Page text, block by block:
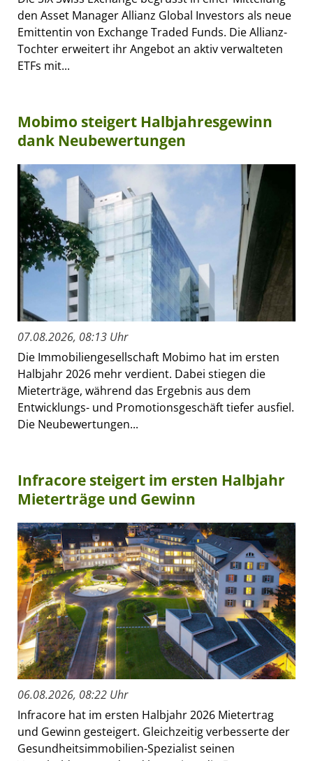
den Asset Manager Allianz Global Investors als neue
Emittentin von Exchange Traded Funds. Die Allianz-
Tochter erweitert ihr Angebot an aktiv verwalteten
ETFs mit...
Mobimo steigert Halbjahresgewinn
dank Neubewertungen
07.08.2026, 08:13 Uhr
Die Immobiliengesellschaft Mobimo hat im ersten
Halbjahr 2026 mehr verdient. Dabei stiegen die
Mieterträge, während das Ergebnis aus dem
Entwicklungs- und Promotionsgeschäft tiefer ausfiel.
Die Neubewertungen...
Infracore steigert im ersten Halbjahr
Mieterträge und Gewinn
06.08.2026, 08:22 Uhr
Infracore hat im ersten Halbjahr 2026 Mietertrag
und Gewinn gesteigert. Gleichzeitig verbesserte der
Gesundheitsimmobilien-Spezialist seinen